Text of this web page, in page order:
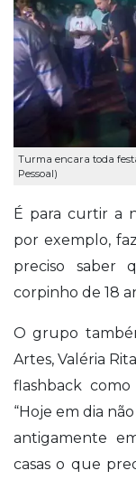
Turma encara toda
Pessoal)
É para curtir a
por exemplo,
preciso saber
corpinho de 18
O grupo
Artes, Valéria
flashback como
“Hoje em dia
antigamente
casas o que